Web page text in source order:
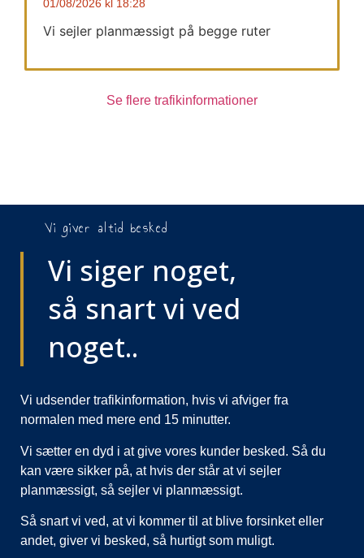
01/08/2026 18:28
Vi sejler planmæssigt på begge ruter
Se flere trafikinformationer
Vi giver altid besked
Vi siger noget,
så snart vi ved
noget..
Vi udsender trafikinformation, hvis vi afviger fra
normalen med mere end 15 minutter.
Vi sætter en dyd i at give vores kunder besked. Så du
kan være sikker på, at hvis der står at vi sejler
planmæssigt, så sejler vi planmæssigt.
Så snart vi ved, at vi kommer til at blive forsinket eller
andet, giver vi besked, så hurtigt som muligt.